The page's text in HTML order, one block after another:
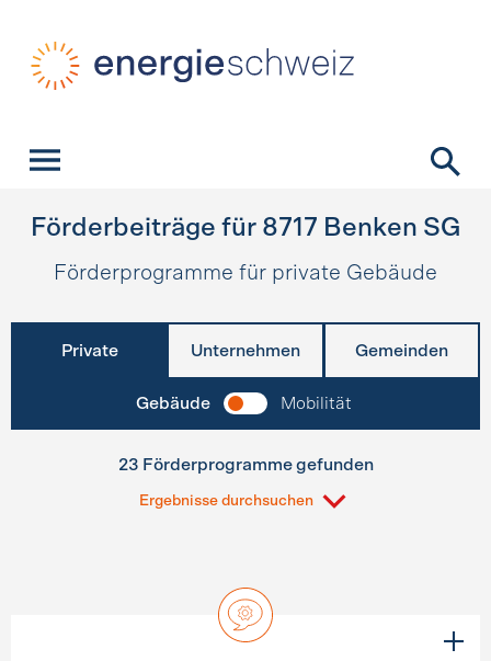
Förderbeiträge für 8717 Benken SG
Förderprogramme für private Gebäude
Private Unternehmen Gemeinden
Gebäude Mobilität
23 Förderprogramme gefunden
Ergebnisse durchsuchen